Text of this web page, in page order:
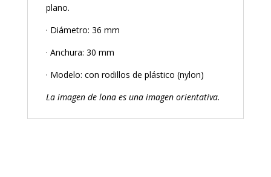
plano.
· Diámetro: 36 mm
· Anchura: 30 mm
· Modelo: con rodillos de plástico (nylon)
La imagen de lona es una imagen orientativa.